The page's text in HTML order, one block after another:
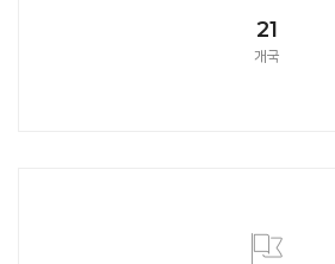
21
개국